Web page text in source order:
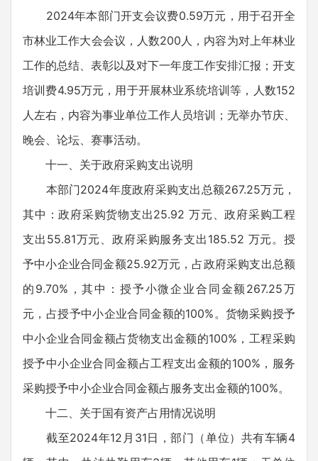
2024年本部门开支会议费0.59万元，用于召开全
市林业工作大会会议，人数200人，内容为对上年林业
工作的总结、表彰以及对下一年度工作安排汇报；开支
培训费4.95万元，用于开展林业系统培训等，人数152
人左右，内容为事业单位工作人员培训；无举办节庆、
晚会、论坛、赛事活动。
十一、关于政府采购支出说明
本部门2024年度政府采购支出总额267.25万元，
其中：政府采购货物支出25.92 万元、政府采购工程
支出55.81万元、政府采购服务支出185.52 万元。授
予中小企业合同金额25.92万元，占政府采购支出总额
的9.70%，其中：授予小微企业合同金额267.25万
元，占授予中小企业合同金额的100%。货物采购授予
中小企业合同金额占货物支出金额的100%，工程采购
授予中小企业合同金额占工程支出金额的100%，服务
采购授予中小企业合同金额占服务支出金额的100%。
十二、关于国有资产占用情况说明
截至2024年12月31日，部门（单位）共有车辆4